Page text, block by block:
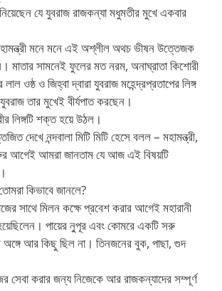
যে যুবরাজ রাজকন্যা মধুমতীর মুখে একবার
মনে মনে এই অশ্লীল অথচ ভীষন উত্তেজক
মাতার সামনেই ফুলের মত নরম, অনাঘ্রাতা কিশোরী
ওষ্ঠ ও জিহ্বা দ্বারা যুবরাজ মহেন্দ্রপ্রতাপের লিঙ্গ
তার মুখেই বীর্যপাত করছেন।
লিঙ্গটি শক্ত হয়ে উঠল।
দেখে নন্দবালা মিটি মিটি হেসে বলল – মহামন্ত্রী,
আগেই আমরা জানতাম যে আজ এই বিষয়টি
কিভাবে জানলে?
সাথে মিলন কক্ষে প্রবেশ করার আগেই মহারানী
পায়ের নু্পূর এবং কোমরে একটি সরু
অঙ্গে আর কিছু ছিল না। তিনজনের বুক, পাছা, গুদ
সেবা করার জন্য নিজেকে আর রাজকন্যাদের সম্পূর্ণ